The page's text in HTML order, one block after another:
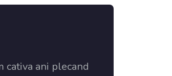
cativa ani plecand